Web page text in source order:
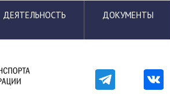
ДЕЯТЕЛЬНОСТЬ ДОКУМЕНТЫ